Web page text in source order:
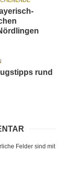
rund
Felder sind mit